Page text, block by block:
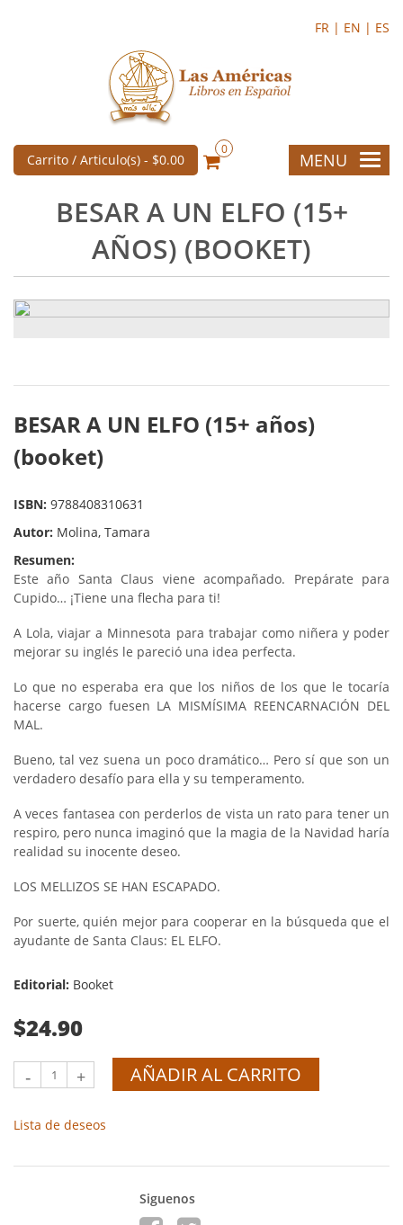
FR | EN | ES
Carrito / Articulo(s) - $0.00
0
MENU
BESAR A UN ELFO (15+
AÑOS) (BOOKET)
BESAR A UN ELFO (15+ años)
(booket)
ISBN: 9788408310631
Autor: Molina, Tamara
Resumen:
Este año Santa Claus viene acompañado. Prepárate para
Cupido… ¡Tiene una flecha para ti!
A Lola, viajar a Minnesota para trabajar como niñera y poder
mejorar su inglés le pareció una idea perfecta.
Lo que no esperaba era que los niños de los que le tocaría
hacerse cargo fuesen LA MISMÍSIMA REENCARNACIÓN DEL
MAL.
Bueno, tal vez suena un poco dramático… Pero sí que son un
verdadero desafío para ella y su temperamento.
A veces fantasea con perderlos de vista un rato para tener un
respiro, pero nunca imaginó que la magia de la Navidad haría
realidad su inocente deseo.
LOS MELLIZOS SE HAN ESCAPADO.
Por suerte, quién mejor para cooperar en la búsqueda que el
ayudante de Santa Claus: EL ELFO.
Editorial: Booket
$24.90
- + AÑADIR AL CARRITO
Lista de deseos
Siguenos